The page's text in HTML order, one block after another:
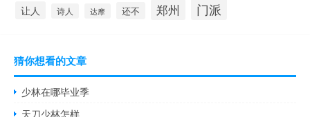
让人 诗人 达摩 还不 郑州 门派
猜你想看的文章
少林在哪毕业季
天刀少林怎样